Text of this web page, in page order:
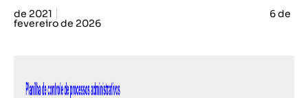
de 2021 6 de
fevereiro de 2026